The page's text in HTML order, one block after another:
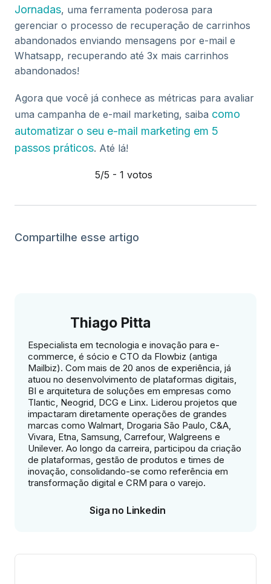
Jornadas, uma ferramenta poderosa para
gerenciar o processo de recuperação de carrinhos
abandonados enviando mensagens por e-mail e
Whatsapp, recuperando até 3x mais carrinhos
abandonados!
Agora que você já conhece as métricas para avaliar
uma campanha de e-mail marketing, saiba como
automatizar o seu e-mail marketing em 5
passos práticos. Até lá!
5/5 - 1 votos
Compartilhe esse artigo
Thiago Pitta
Especialista em tecnologia e inovação para e-
commerce, é sócio e CTO da Flowbiz (antiga
Mailbiz). Com mais de 20 anos de experiência, já
atuou no desenvolvimento de plataformas digitais,
BI e arquitetura de soluções em empresas como
Tlantic, Neogrid, DCG e Linx. Liderou projetos que
impactaram diretamente operações de grandes
marcas como Walmart, Drogaria São Paulo, C&A,
Vivara, Etna, Samsung, Carrefour, Walgreens e
Unilever. Ao longo da carreira, participou da criação
de plataformas, gestão de produtos e times de
inovação, consolidando-se como referência em
transformação digital e CRM para o varejo.
Siga no Linkedin